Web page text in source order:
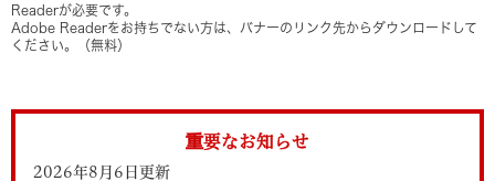
Readerが必要です。
Adobe Readerをお持ちでない方は、バナーのリンク先からダウンロードして
ください。（無料）
重要なお知らせ
2026年8月6日更新